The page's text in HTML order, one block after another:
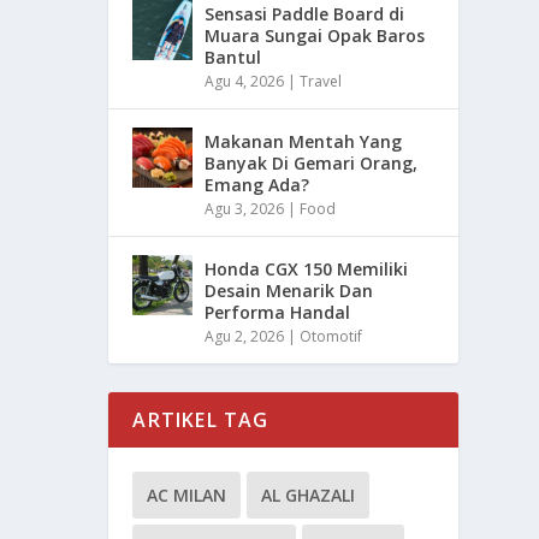
Sensasi Paddle Board di
Muara Sungai Opak Baros
Bantul
Agu 4, 2026 |Travel
Makanan Mentah Yang
Banyak Di Gemari Orang,
Emang Ada?
Agu 3, 2026 | Food
Honda CGX 150 Memiliki
Desain Menarik Dan
Performa Handal
Agu 2, 2026 | Otomotif
ARTIKEL TAG
AC MILAN AL GHAZALI